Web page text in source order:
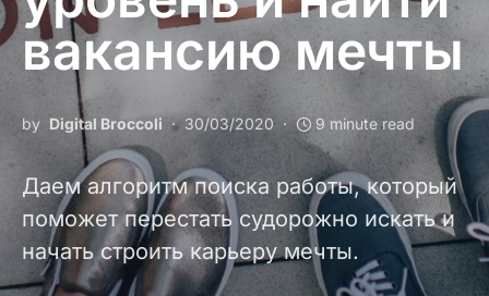
вакансию мечты
by Digital Broccoli 30/03/2020 9 minute read
Даем алгоритм поиска работы, который
поможет перестать судорожно искать и
начать строить карьеру мечты.